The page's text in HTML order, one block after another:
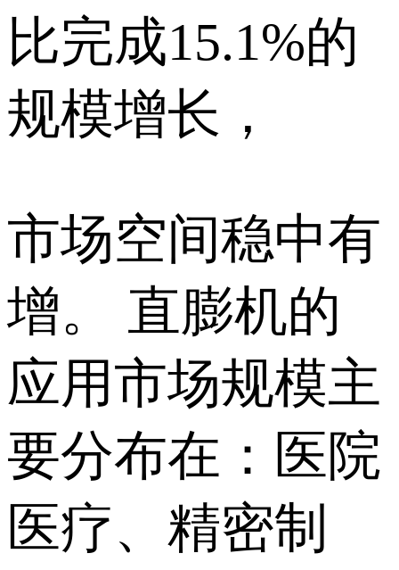
比完成15.1%的
规模增长，
市场空间稳中有
增。 直膨机的
应用市场规模主
要分布在：医院
医疗、精密制